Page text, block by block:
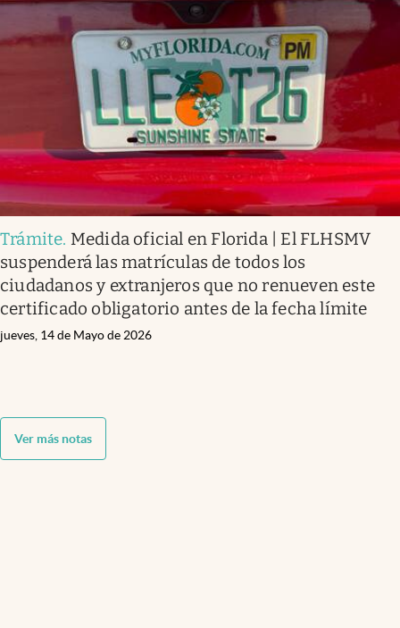
Trámite. Medida oficial en Florida | El FLHSMV
suspenderá las matrículas de todos los
ciudadanos y extranjeros que no renueven este
certificado obligatorio antes de la fecha límite
jueves, 14 de Mayo de 2026
Ver más notas